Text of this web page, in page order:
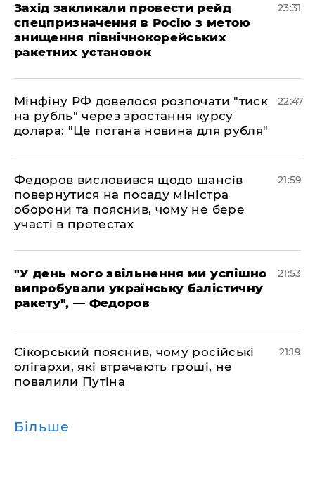
​Захід закликали провести рейд
спецпризначення в Росію з метою
знищення північнокорейських
ракетних установок
23:31
​Мінфіну РФ довелося розпочати "тиск
на рубль" через зростання курсу
долара: "Це погана новина для рубля"
22:47
​Федоров висловився щодо шансів
повернутися на посаду міністра
оборони та пояснив, чому не бере
участі в протестах
21:59
​"У день мого звільнення ми успішно
випробували українську балістичну
ракету", — Федоров
21:53
​Сікорський пояснив, чому російські
олігархи, які втрачають гроші, не
повалили Путіна
21:19
Більше